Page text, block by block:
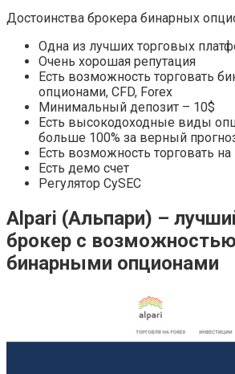
Достоинства брокера бинарных
Одна из лучших торговых
Очень хорошая репутация
Есть возможность торговать
опционами, CFD, Forex
Минимальный депозит – 10$
Есть высокодоходные виды
больше 100% за верный
Есть возможность торговать
Есть демо счет
Регулятор CySEC
Alpari (Альпари) –
брокер с
бинарными опционами